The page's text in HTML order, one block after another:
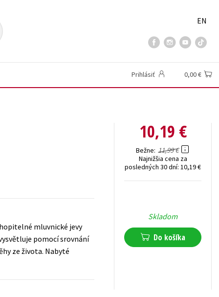
EN
Prihlásiť 0,00 €
mluvnické jevy
pomocí srovnání
ze života. Nabyté
10,19 €
Bežne 11,99 €
Najnižšia cena za
posledných 30 dní: 10,19 €
Skladom
Do košíka